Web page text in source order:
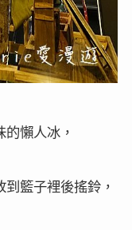
懶人冰，
籃子裡後搖鈴，